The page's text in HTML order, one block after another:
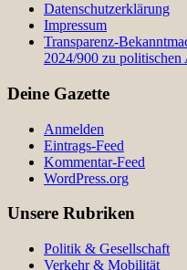
Datenschutzerklärung
Impressum
Transparenz-
2024/900 zu politischen
Deine Gazette
Anmelden
Eintrags-Feed
Kommentar-Feed
WordPress.org
Unsere Rubriken
Politik & Gesellschaft
Verkehr & Mobilität